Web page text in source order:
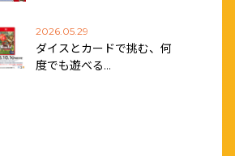
2026.05.29
ダイスとカードで挑む、何
度でも遊べる…